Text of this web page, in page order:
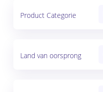
Product Categorie
Land van oorsprong